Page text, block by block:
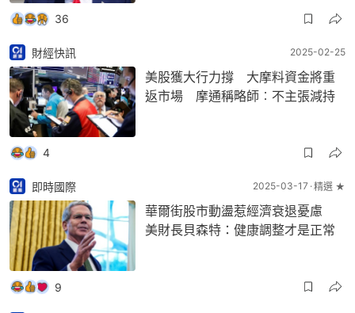
36
財經快訊 2025-02-25
美股獲大行力撐 大摩料資金將重
返市場 摩通稱略師︰不主張減持
4
即時國際 2025-03-17 精選 ★
華爾街股市動盪惹經濟衰退憂慮
美財長貝森特：健康調整才是正常
9